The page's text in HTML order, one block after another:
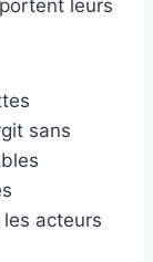
leurs
sans
acteurs